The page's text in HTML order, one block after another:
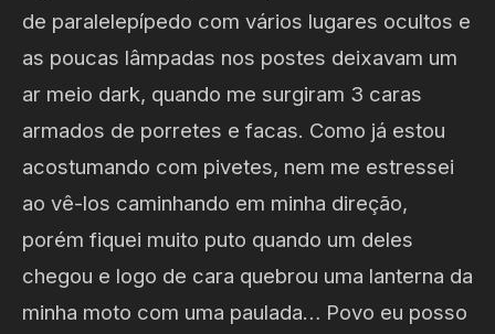
de paralelepípedo com vários lugares ocultos e
as poucas lâmpadas nos postes deixavam um
ar meio dark, quando me surgiram 3 caras
armados de porretes e facas. Como já estou
acostumando com pivetes, nem me estressei
ao vê-los caminhando em minha direção,
porém fiquei muito puto quando um deles
chegou e logo de cara quebrou uma lanterna da
minha moto com uma paulada… Povo eu posso